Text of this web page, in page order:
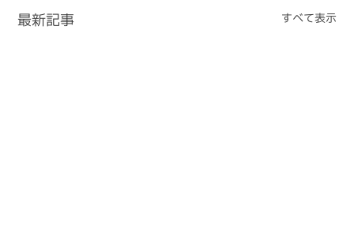
最新記事 すべて表示